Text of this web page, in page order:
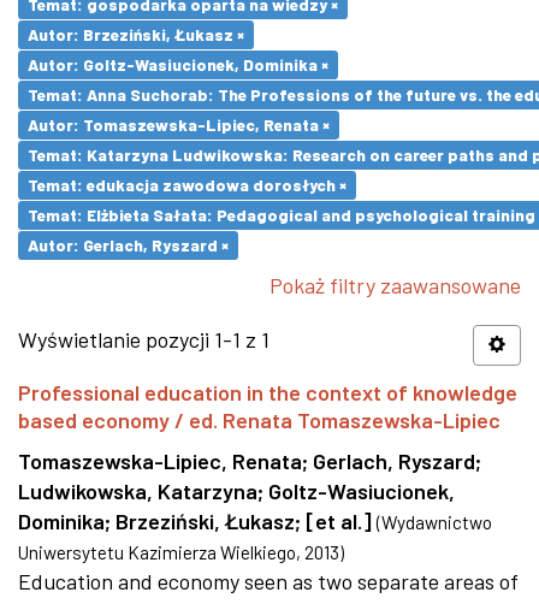
Temat: gospodarka oparta na wiedzy ×
Autor: Brzeziński, Łukasz ×
Autor: Goltz-Wasiucionek, Dominika ×
Temat: Anna Suchorab: The Professions of the future vs. the
Autor: Tomaszewska-Lipiec, Renata ×
Temat: Katarzyna Ludwikowska: Research on career paths
Temat: edukacja zawodowa dorosłych ×
Temat: Elżbieta Sałata: Pedagogical and psychological
Autor: Gerlach, Ryszard ×
Pokaż filtry zaawansowane
Wyświetlanie pozycji 1-1 z 1
Professional education in the context of knowledge
based economy / ed. Renata Tomaszewska-Lipiec
Tomaszewska-Lipiec, Renata; Gerlach, Ryszard;
Ludwikowska, Katarzyna; Goltz-Wasiucionek,
Dominika; Brzeziński, Łukasz; [et al.] (Wydawnictwo
Uniwersytetu Kazimierza Wielkiego, 2013)
Education and economy seen as two separate areas of